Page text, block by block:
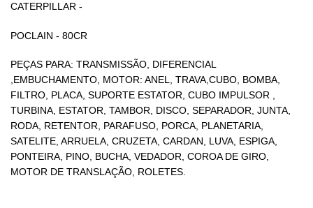
CATERPILLAR -
POCLAIN - 80CR
PEÇAS PARA: TRANSMISSÃO, DIFERENCIAL
,EMBUCHAMENTO, MOTOR: ANEL, TRAVA,CUBO, BOMBA,
FILTRO, PLACA, SUPORTE ESTATOR, CUBO IMPULSOR ,
TURBINA, ESTATOR, TAMBOR, DISCO, SEPARADOR, JUNTA,
RODA, RETENTOR, PARAFUSO, PORCA, PLANETARIA,
SATELITE, ARRUELA, CRUZETA, CARDAN, LUVA, ESPIGA,
PONTEIRA, PINO, BUCHA, VEDADOR, COROA DE GIRO,
MOTOR DE TRANSLAÇÃO, ROLETES.